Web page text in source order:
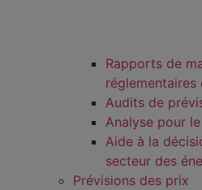
Rapports de
réglementaires
Audits de
Analyse pour
Aide à la
secteur des
Prévisions des prix